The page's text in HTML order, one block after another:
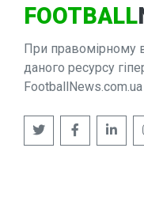
FOOTBALL
При правомірному
даного ресурсу